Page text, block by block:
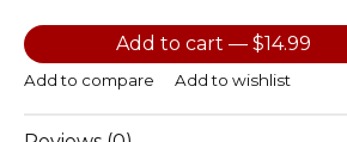
Add to cart — $14.99
Add to compare Add to wishlist